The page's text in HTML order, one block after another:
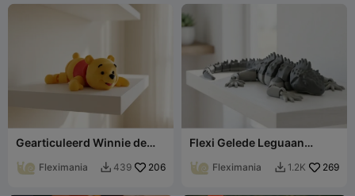
Gearticuleerd Winnie de
Fleximania  439 206
Flexi Gelede Leguaan
Fleximania  1.2K 269